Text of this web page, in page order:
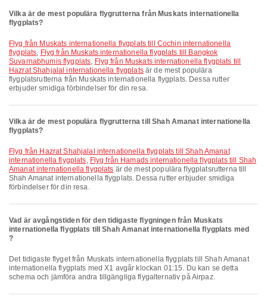
Vilka är de mest populära flygrutterna från Muskats internationella
flygplats?
Flyg från Muskats internationella flygplats till Cochin internationella
flygplats, Flyg från Muskats internationella flygplats till Bangkok
Suvarnabhumis flygplats, Flyg från Muskats internationella flygplats till
Hazrat Shahjalal internationella flygplatsär de mest populära
flygplatsrutterna från Muskats internationella flygplats. Dessa rutter
erbjuder smidiga förbindelser för din resa.
Vilka är de mest populära flygrutterna till Shah Amanat internationella
flygplats?
Flyg från Hazrat Shahjalal internationella flygplats till Shah Amanat
internationella flygplats, Flyg från Hamads internationella flygplats till Shah
Amanat internationella flygplats är de mest populära flygplatsrutterna till
Shah Amanat internationella flygplats. Dessa rutter erbjuder smidiga
förbindelser för din resa.
Vad är avgångstiden för den tidigaste flygningen från Muskats
internationella flygplats till Shah Amanat internationella flygplats med
?
Det tidigaste flyget från Muskats internationella flygplats till Shah Amanat
internationella flygplats med X1 avgår klockan 01:15. Du kan se detta
schema och jämföra andra tillgängliga flygalternativ på Airpaz.